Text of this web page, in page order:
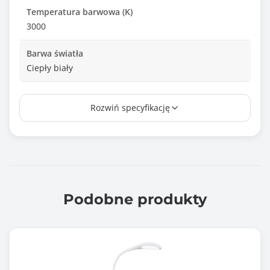
Temperatura barwowa (K)
3000
Barwa światła
Ciepły biały
Kąt świecenia
Zasilanie
120 x 120 x 380
Napięcie akumulatora: 3.7V
Rozwiń specyfikację
Podobne produkty